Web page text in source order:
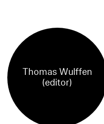
Thomas Wulffen
(editor)